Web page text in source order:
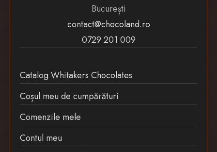
București
contact@chocoland.ro
0729 201 009
Catalog Whitakers Chocolates
Coșul meu de cumpărături
Comenzile mele
Contul meu